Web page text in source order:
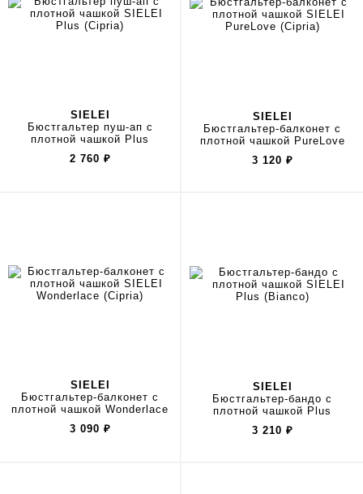
SIELEI
Бюстгальтер пуш-ап с
плотной чашкой Plus
2 760 ₽
SIELEI
Бюстгальтер-балконет с
плотной чашкой PureLove
3 120 ₽
SIELEI
Бюстгальтер-балконет с
плотной чашкой Wonderlace
3 090 ₽
SIELEI
Бюстгальтер-бандо с
плотной чашкой Plus
3 210 ₽